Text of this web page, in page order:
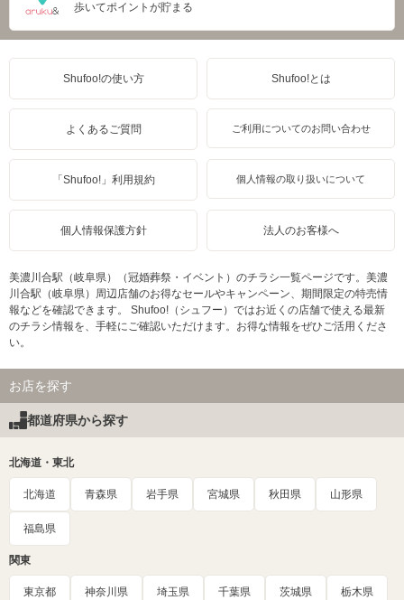
歩いてポイントが貯まる
Shufoo!の使い方 Shufoo!とは
よくあるご質問 ご利用についてのお問い合わせ
「Shufoo!」利用規約 個人情報の取り扱いについて
個人情報保護方針 法人のお客様へ
美濃川合駅（岐阜県）（冠婚葬祭・イベント）のチラシ一覧ページです。美濃
川合駅（岐阜県）周辺店舗のお得なセールやキャンペーン、期間限定の特売情
報などを確認できます。 Shufoo!（シュフー）ではお近くの店舗で使える最新
のチラシ情報を、手軽にご確認いただけます。お得な情報をぜひご活用くださ
い。
お店を探す
都道府県から探す
北海道・東北
北海道 青森県 岩手県 宮城県 秋田県 山形県
福島県
関東
東京都 神奈川県 埼玉県 千葉県 茨城県 栃木県